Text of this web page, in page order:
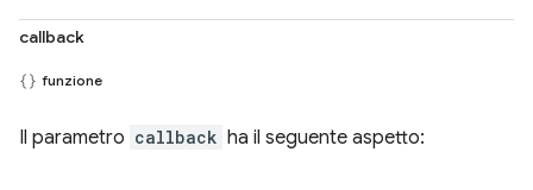
callback
funzione
Il parametro callback ha il seguente aspetto: